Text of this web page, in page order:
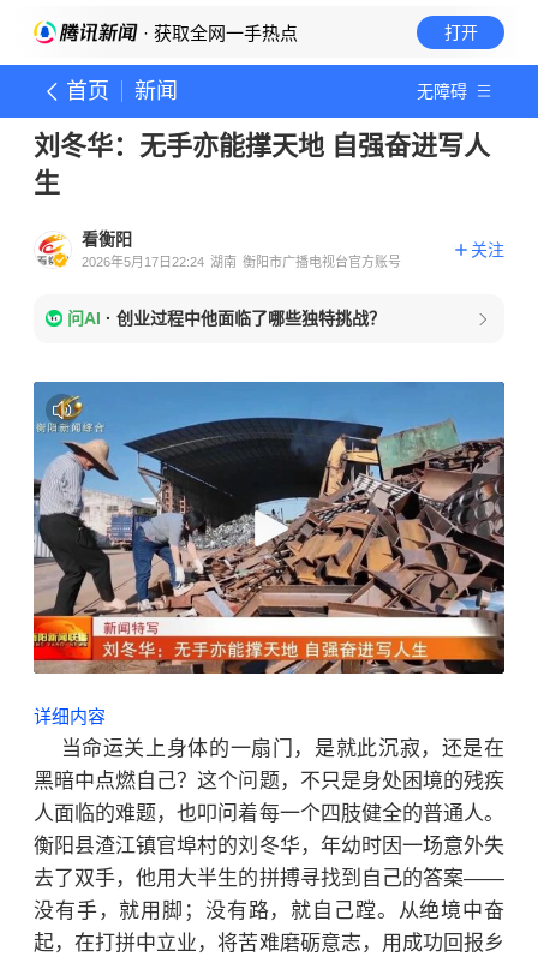
· 获取全网一手热点 打开
首页 新闻 无障碍
刘冬华：无手亦能撑天地 自强奋进写人
生
看衡阳
2026年5月17日22:24 湖南 衡阳市广播电视台官方账号
关注
问AI · 创业过程中他面临了哪些独特挑战？
详细内容
当命运关上身体的一扇门，是就此沉寂，还是在
黑暗中点燃自己？这个问题，不只是身处困境的残疾
人面临的难题，也叩问着每一个四肢健全的普通人。
衡阳县渣江镇官埠村的刘冬华，年幼时因一场意外失
去了双手，他用大半生的拼搏寻找到自己的答案——
没有手，就用脚；没有路，就自己蹚。从绝境中奋
起，在打拼中立业，将苦难磨砺意志，用成功回报乡